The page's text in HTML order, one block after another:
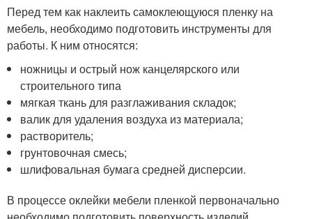
Перед тем как наклеить самоклеющуюся пленку на
мебель, необходимо подготовить инструменты для
работы. К ним относятся:
ножницы и острый нож канцелярского или
строительного типа
мягкая ткань для разглаживания складок;
валик для удаления воздуха из материала;
растворитель;
грунтовочная смесь;
шлифовальная бумага средней дисперсии.
В процессе оклейки мебели пленкой первоначально